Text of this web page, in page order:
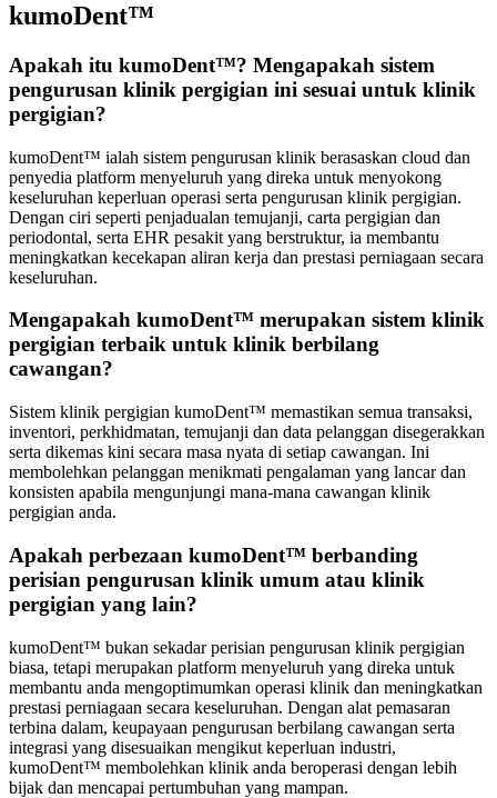
kumoDent™
Apakah itu kumoDent™? Mengapakah sistem
pengurusan klinik pergigian ini sesuai untuk klinik
pergigian?
kumoDent™ ialah sistem pengurusan klinik berasaskan cloud dan
penyedia platform menyeluruh yang direka untuk menyokong
keseluruhan keperluan operasi serta pengurusan klinik pergigian.
Dengan ciri seperti penjadualan temujanji, carta pergigian dan
periodontal, serta EHR pesakit yang berstruktur, ia membantu
meningkatkan kecekapan aliran kerja dan prestasi perniagaan secara
keseluruhan.
Mengapakah kumoDent™ merupakan sistem klinik
pergigian terbaik untuk klinik berbilang
cawangan?
Sistem klinik pergigian kumoDent™ memastikan semua transaksi,
inventori, perkhidmatan, temujanji dan data pelanggan disegerakkan
serta dikemas kini secara masa nyata di setiap cawangan. Ini
membolehkan pelanggan menikmati pengalaman yang lancar dan
konsisten apabila mengunjungi mana-mana cawangan klinik
pergigian anda.
Apakah perbezaan kumoDent™ berbanding
perisian pengurusan klinik umum atau klinik
pergigian yang lain?
kumoDent™ bukan sekadar perisian pengurusan klinik pergigian
biasa, tetapi merupakan platform menyeluruh yang direka untuk
membantu anda mengoptimumkan operasi klinik dan meningkatkan
prestasi perniagaan secara keseluruhan. Dengan alat pemasaran
terbina dalam, keupayaan pengurusan berbilang cawangan serta
integrasi yang disesuaikan mengikut keperluan industri,
kumoDent™ membolehkan klinik anda beroperasi dengan lebih
bijak dan mencapai pertumbuhan yang mampan.